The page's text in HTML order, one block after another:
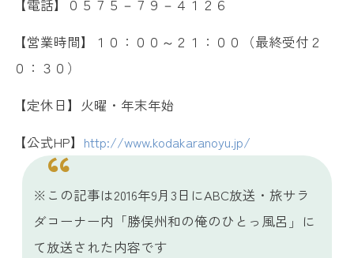
【電話】０５７５－７９－４１２６
【営業時間】１０：００～２１：００（最終受付２
０：３０）
【定休日】火曜・年末年始
【公式HP】 http://www.kodakaranoyu.jp/
※この記事は2016年9月3日にABC放送・旅サラ
ダコーナー内「勝俣州和の俺のひとっ風呂」に
て放送された内容です